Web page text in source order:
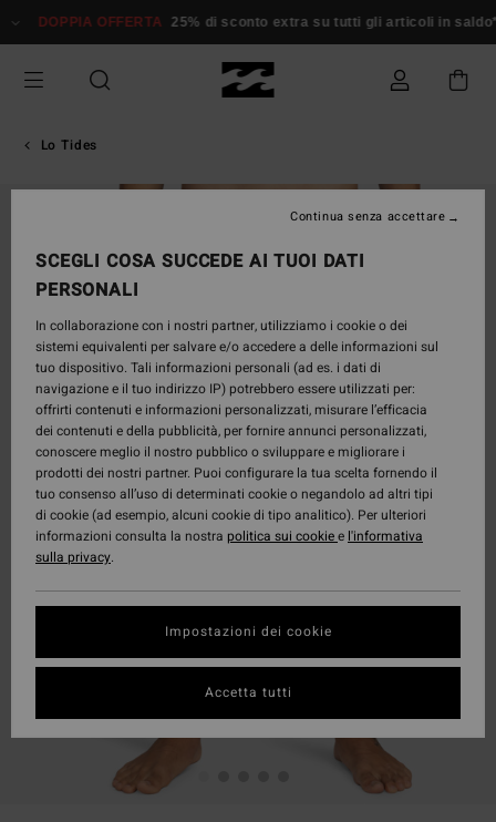
alle
prodotto
DOPPIA OFFERTA 25% di sconto extra su tutti gli articoli in saldo*
Lo Tides
SCEGLI COSA SUCCEDE AI TUOI DATI
PERSONALI
In collaborazione con i nostri partner, utilizziamo i cookie o dei
sistemi equivalenti per salvare e/o accedere a delle informazioni sul
tuo dispositivo. Tali informazioni personali (ad es. i dati di
navigazione e il tuo indirizzo IP) potrebbero essere utilizzati per:
offrirti contenuti e informazioni personalizzati, misurare l’efficacia
dei contenuti e della pubblicità, per fornire annunci personalizzati,
conoscere meglio il nostro pubblico o sviluppare e migliorare i
prodotti dei nostri partner. Puoi configurare la tua scelta fornendo il
tuo consenso all’uso di determinati cookie o negandolo ad altri tipi
di cookie (ad esempio, alcuni cookie di tipo analitico). Per ulteriori
informazioni consulta la nostra politica sui cookiee l'informativa
sulla privacy.
Impostazioni dei cookie
Continua senza accettare
Accetta tutti